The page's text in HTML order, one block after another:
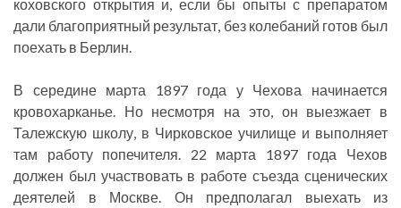
коховского открытия и, если бы опыты с препаратом
дали благоприятный результат, без колебаний готов был
поехать в Берлин.
В середине марта 1897 года у Чехова начинается
кровохарканье. Но несмотря на это, он выезжает в
Талежскую школу, в Чирковское училище и выполняет
там работу попечителя. 22 марта 1897 года Чехов
должен был участвовать в работе съезда сценических
деятелей в Москве. Он предполагал выехать из